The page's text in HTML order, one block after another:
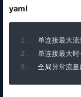
yaml
单连接最大
单连接最大
全局异常流